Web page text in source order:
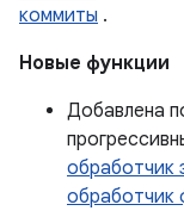
коммиты .
Новые функции
Добавлена
обработчик
обработчик